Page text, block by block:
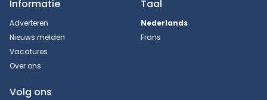
Informatie
Adverteren
Nieuws melden
Vacatures
Over ons
Taal
Nederlands
Frans
Volg ons